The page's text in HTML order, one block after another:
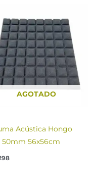
AGOTADO
Acústica Hongo
50mm 56x56cm